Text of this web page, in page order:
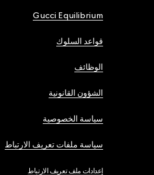
Gucci Equilibrium
قواعد السلوك
الوظائف
الشؤون القانونية
سياسة الخصوصية
سياسة ملفات تعريف الارتباط
إعدادات ملف تعريف الارتباط